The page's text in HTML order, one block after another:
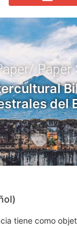
Paper
del
tiene como